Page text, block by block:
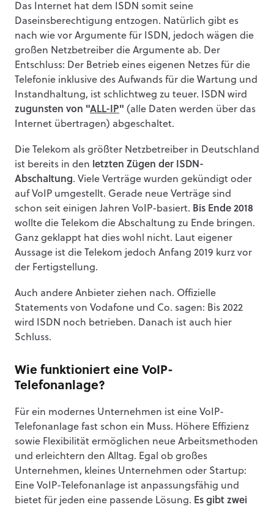
Das Internet hat dem ISDN somit seine
Daseinsberechtigung entzogen. Natürlich gibt es
nach wie vor Argumente für ISDN, jedoch wägen die
großen Netzbetreiber die Argumente ab. Der
Entschluss: Der Betrieb eines eigenen Netzes für die
Telefonie inklusive des Aufwands für die Wartung und
Instandhaltung, ist schlichtweg zu teuer. ISDN wird
zugunsten von "ALL-IP" (alle Daten werden über das
Internet übertragen) abgeschaltet.
Die Telekom als größter Netzbetreiber in Deutschland
ist bereits in den letzten Zügen der ISDN-
Abschaltung. Viele Verträge wurden gekündigt oder
auf VoIP umgestellt. Gerade neue Verträge sind
schon seit einigen Jahren VoIP-basiert. Bis Ende 2018
wollte die Telekom die Abschaltung zu Ende bringen.
Ganz geklappt hat dies wohl nicht. Laut eigener
Aussage ist die Telekom jedoch Anfang 2019 kurz vor
der Fertigstellung.
Auch andere Anbieter ziehen nach. Offizielle
Statements von Vodafone und Co. sagen: Bis 2022
wird ISDN noch betrieben. Danach ist auch hier
Schluss.
Wie funktioniert eine VoIP-
Telefonanlage?
Für ein modernes Unternehmen ist eine VoIP-
Telefonanlage fast schon ein Muss. Höhere Effizienz
sowie Flexibilität ermöglichen neue Arbeitsmethoden
und erleichtern den Alltag. Egal ob großes
Unternehmen, kleines Unternehmen oder Startup:
Eine VoIP-Telefonanlage ist anpassungsfähig und
bietet für jeden eine passende Lösung. Es gibt zwei